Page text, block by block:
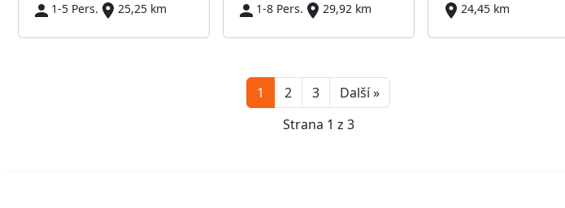
1-5 Pers.
25,25 km
1-8 Pers.
29,92 km
24,45 km
1 2 3 Další »Next
Strana 1 z 3